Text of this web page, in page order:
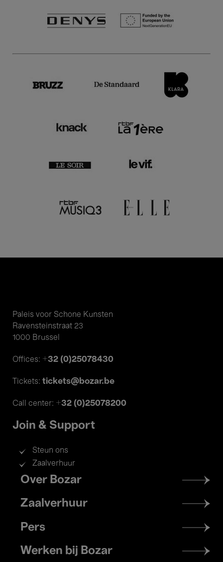
Paleis voor Schone Kunsten
Ravensteinstraat 23
1000 Brussel
Offices: +32 (0)25078430
Tickets: tickets@bozar.be
Call center: +32 (0)25078200
Join & Support
Steun ons
Zaalverhuur
Footer
menu
Over Bozar
Zaalverhuur
Pers
Werken bij Bozar